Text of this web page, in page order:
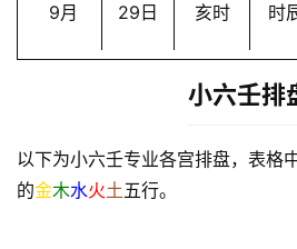
9月 29日 亥时 时
小六壬排
以下为小六壬专业各宫排盘，表格
的金木水火土五行。